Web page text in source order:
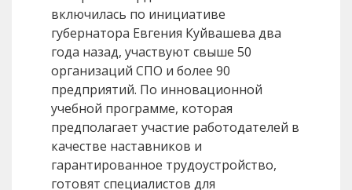
включилась по инициативе
губернатора Евгения Куйвашева два
года назад, участвуют свыше 50
организаций СПО и более 90
предприятий. По инновационной
учебной программе, которая
предполагает участие работодателей в
качестве наставников и
гарантированное трудоустройство,
готовят специалистов для